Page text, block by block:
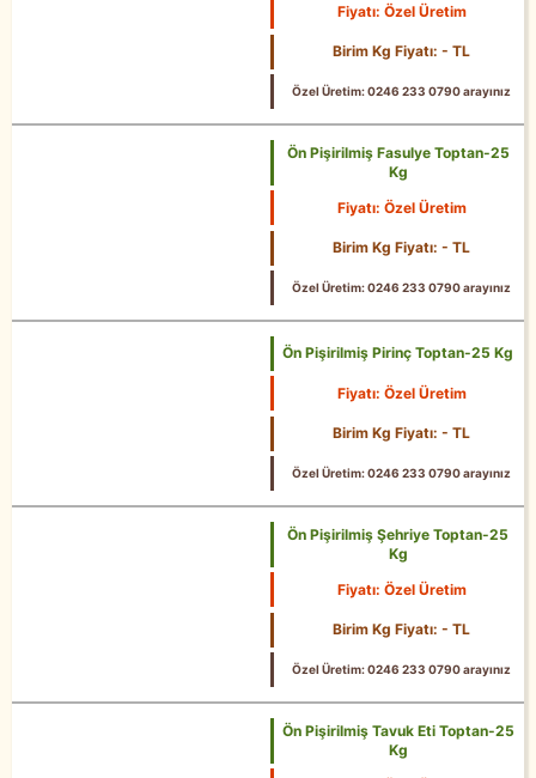
Fiyatı: Özel Üretim
Birim Kg Fiyatı: - TL
Özel Üretim: 0246 233 0790 arayınız
Ön Pişirilmiş Fasulye Toptan-25
Kg
Fiyatı: Özel Üretim
Birim Kg Fiyatı: - TL
Özel Üretim: 0246 233 0790 arayınız
Ön Pişirilmiş Pirinç Toptan-25 Kg
Fiyatı: Özel Üretim
Birim Kg Fiyatı: - TL
Özel Üretim: 0246 233 0790 arayınız
Ön Pişirilmiş Şehriye Toptan-25
Kg
Fiyatı: Özel Üretim
Birim Kg Fiyatı: - TL
Özel Üretim: 0246 233 0790 arayınız
Ön Pişirilmiş Tavuk Eti Toptan-25
Kg